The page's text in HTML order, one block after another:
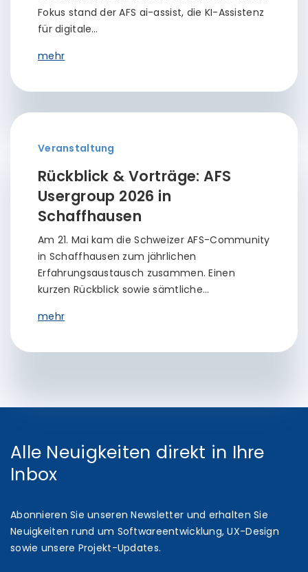
Fokus stand der AFS ai-assist, die KI-Assistenz
für digitale…
mehr
Veranstaltung
Rückblick & Vorträge: AFS
Usergroup 2026 in
Schaffhausen
Am 21. Mai kam die Schweizer AFS-Community
in Schaffhausen zum jährlichen
Erfahrungsaustausch zusammen. Einen
kurzen Rückblick sowie sämtliche…
mehr
Alle Neuigkeiten direkt in Ihre
Inbox
Abonnieren Sie unseren Newsletter und erhalten Sie
Neuigkeiten rund um Softwareentwicklung, UX-Design
sowie unsere Projekt-Updates.